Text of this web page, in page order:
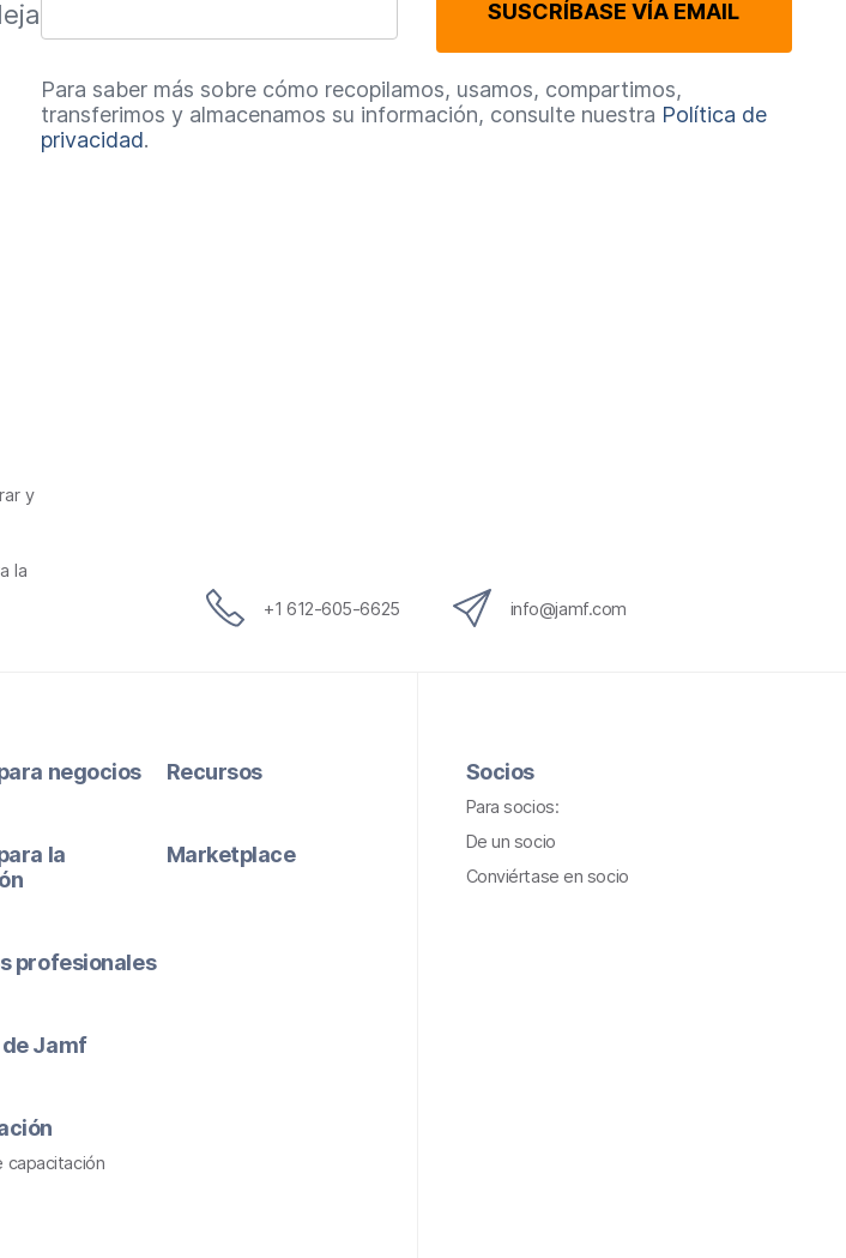
l
SUSCRÍBASE VÍA EMAIL
Para saber más sobre cómo recopilamos, usamos, compartimos,
transferimos y almacenamos su información, consulte nuestra Política de
privacidad.
y
la
+1 612-605-6625 info@jamf.com
negocios
la
profesionales
Jamf
capacitación
Recursos
Marketplace
Socios
Para socios:
De un socio
Conviértase en socio